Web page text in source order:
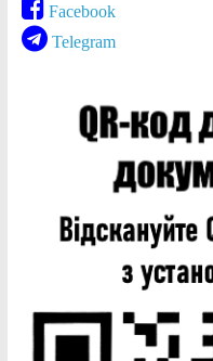
Facebook
Telegram